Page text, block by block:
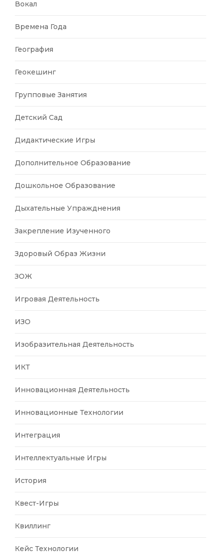
Вокал
Времена Года
География
Геокешинг
Групповые Занятия
Детский Сад
Дидактические Игры
Дополнительное Образование
Дошкольное Образование
Дыхательные Упражднения
Закрепление Изученного
Здоровый Образ Жизни
ЗОЖ
Игровая Деятельность
ИЗО
Изобразительная Деятельность
ИКТ
Инновационная Деятельность
Инновационные Технологии
Интеграция
Интеллектуальные Игры
История
Квест-Игры
Квиллинг
Кейс Технологии